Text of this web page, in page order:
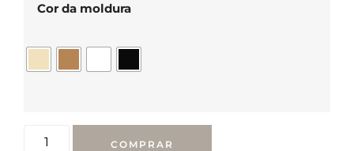
Cor da moldura
COMPRAR